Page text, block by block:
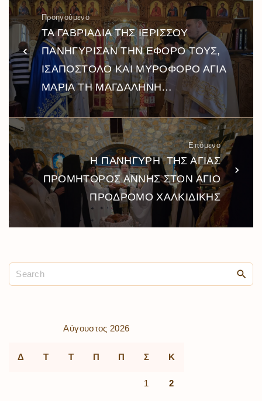
Προηγούμενο
ΤΑ ΓΑΒΡΙΑΔΙΑ ΤΗΣ ΙΕΡΙΣΣΟΥ
ΠΑΝΗΓΥΡΙΣΑΝ ΤΗΝ ΕΦΟΡΟ ΤΟΥΣ,
ΙΣΑΠΟΣΤΟΛΟ ΚΑΙ ΜΥΡΟΦΟΡΟ ΑΓΙΑ
ΜΑΡΙΑ ΤΗ ΜΑΓΔΑΛΗΝΗ…
Επόμενο
Η ΠΑΝΗΓΥΡΗ ΤΗΣ ΑΓΙΑΣ
ΠΡΟΜΗΤΟΡΟΣ ΑΝΝΗΣ ΣΤΟΝ ΑΓΙΟ
ΠΡΟΔΡΟΜΟ ΧΑΛΚΙΔΙΚΗΣ
Αύγουστος 2026
Δ Τ Τ Π Π Σ Κ
1 2